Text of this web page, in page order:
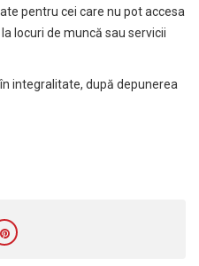
pentru cei care nu pot accesa
locuri de muncă sau servicii
integralitate, după depunerea